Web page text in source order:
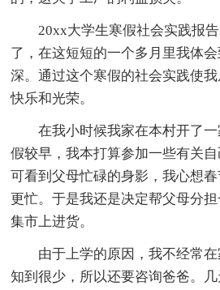
20xx大学生寒假社会实践报告
了，在这短短的一个多月里我体
深。通过这个寒假的社会实践使
快乐和光荣。
在我小时候我家在本村开了一
假较早，我本打算参加一些有关自
可看到父母忙碌的身影，我心想
更忙。于是我还是决定帮父母分
集市上进货。
由于上学的原因，我不经常在
知到很少，所以还要咨询爸爸。